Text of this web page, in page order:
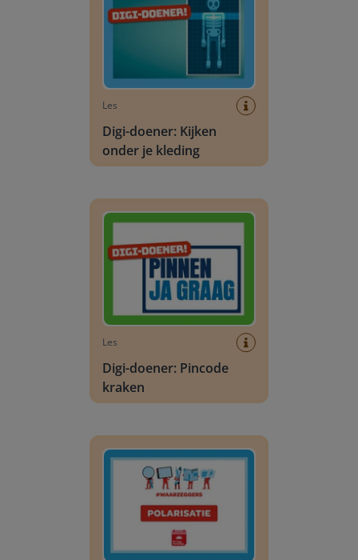
Les
Digi-doener: Kijken
onder je kleding
Les
Digi-doener: Pincode
kraken